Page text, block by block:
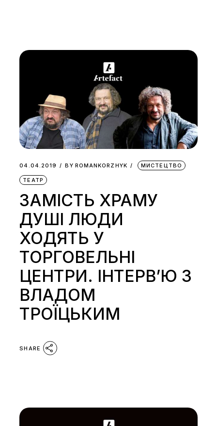
04.04.2019 BY ROMANKORZHYK МИСТЕЦТВО
ТЕАТР
ЗАМІСТЬ ХРАМУ
ДУШІ ЛЮДИ
ХОДЯТЬ У
ТОРГОВЕЛЬНІ
ЦЕНТРИ. ІНТЕРВ’Ю З
ВЛАДОМ
ТРОЇЦЬКИМ
SHARE